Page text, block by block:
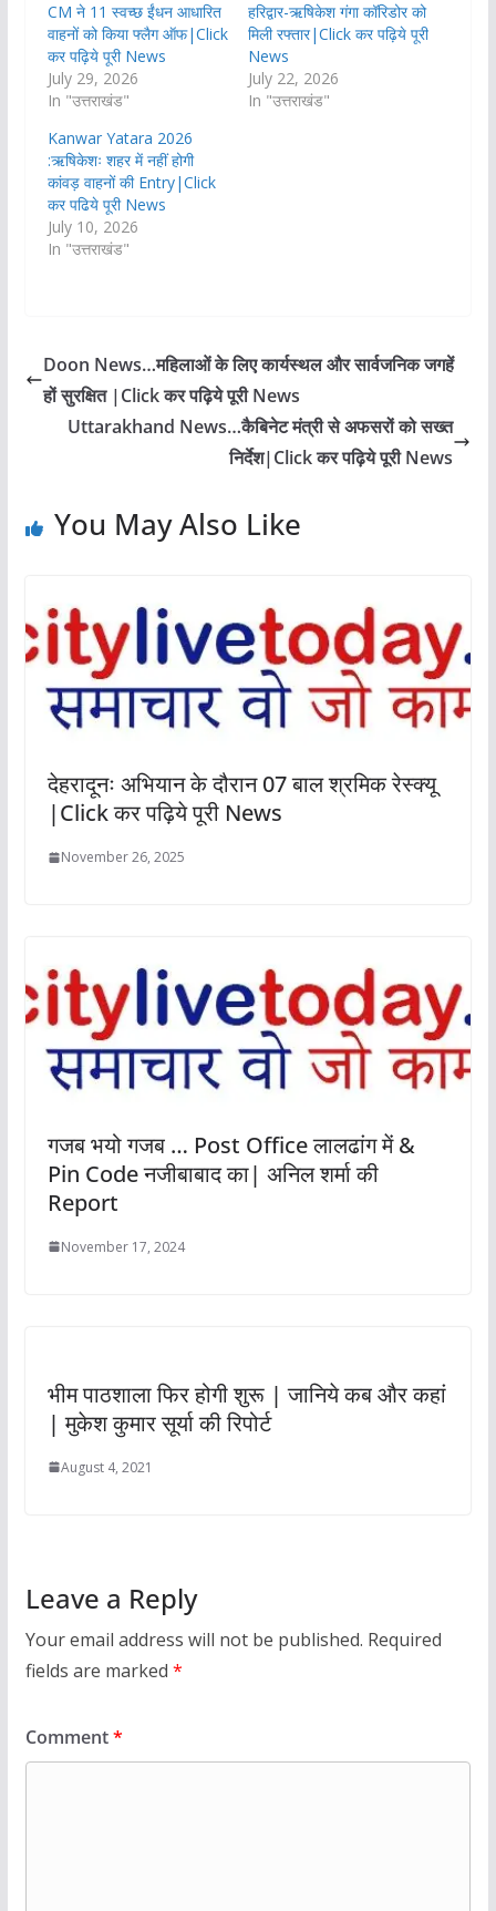
CM ने 11 स्वच्छ ईंधन आधारित
वाहनों को किया फ्लैग ऑफ|Click
कर पढ़िये पूरी News
July 29, 2026
In "उत्तराखंड"
हरिद्वार-ऋषिकेश गंगा कॉरिडोर को
मिली रफ्तार|Click कर पढ़िये पूरी
News
July 22, 2026
In "उत्तराखंड"
Kanwar Yatara 2026
:ऋषिकेशः शहर में नहीं होगी
कांवड़ वाहनों की Entry|Click
कर पढिये पूरी News
July 10, 2026
In "उत्तराखंड"
Doon News…महिलाओं के लिए कार्यस्थल और सार्वजनिक जगहें
हों सुरक्षित |Click कर पढ़िये पूरी News
Uttarakhand News…कैबिनेट मंत्री से अफसरों को सख्त
निर्देश|Click कर पढ़िये पूरी News
You May Also Like
देहरादूनः अभियान के दौरान 07 बाल श्रमिक रेस्क्यू
|Click कर पढ़िये पूरी News
November 26, 2025
गजब भयो गजब … Post Office लालढांग में &
Pin Code नजीबाबाद का| अनिल शर्मा की
Report
November 17, 2024
भीम पाठशाला फिर होगी शुरू | जानिये कब और कहां
| मुकेश कुमार सूर्या की रिपोर्ट
August 4, 2021
Leave a Reply
Your email address will not be published. Required
fields are marked *
Comment*